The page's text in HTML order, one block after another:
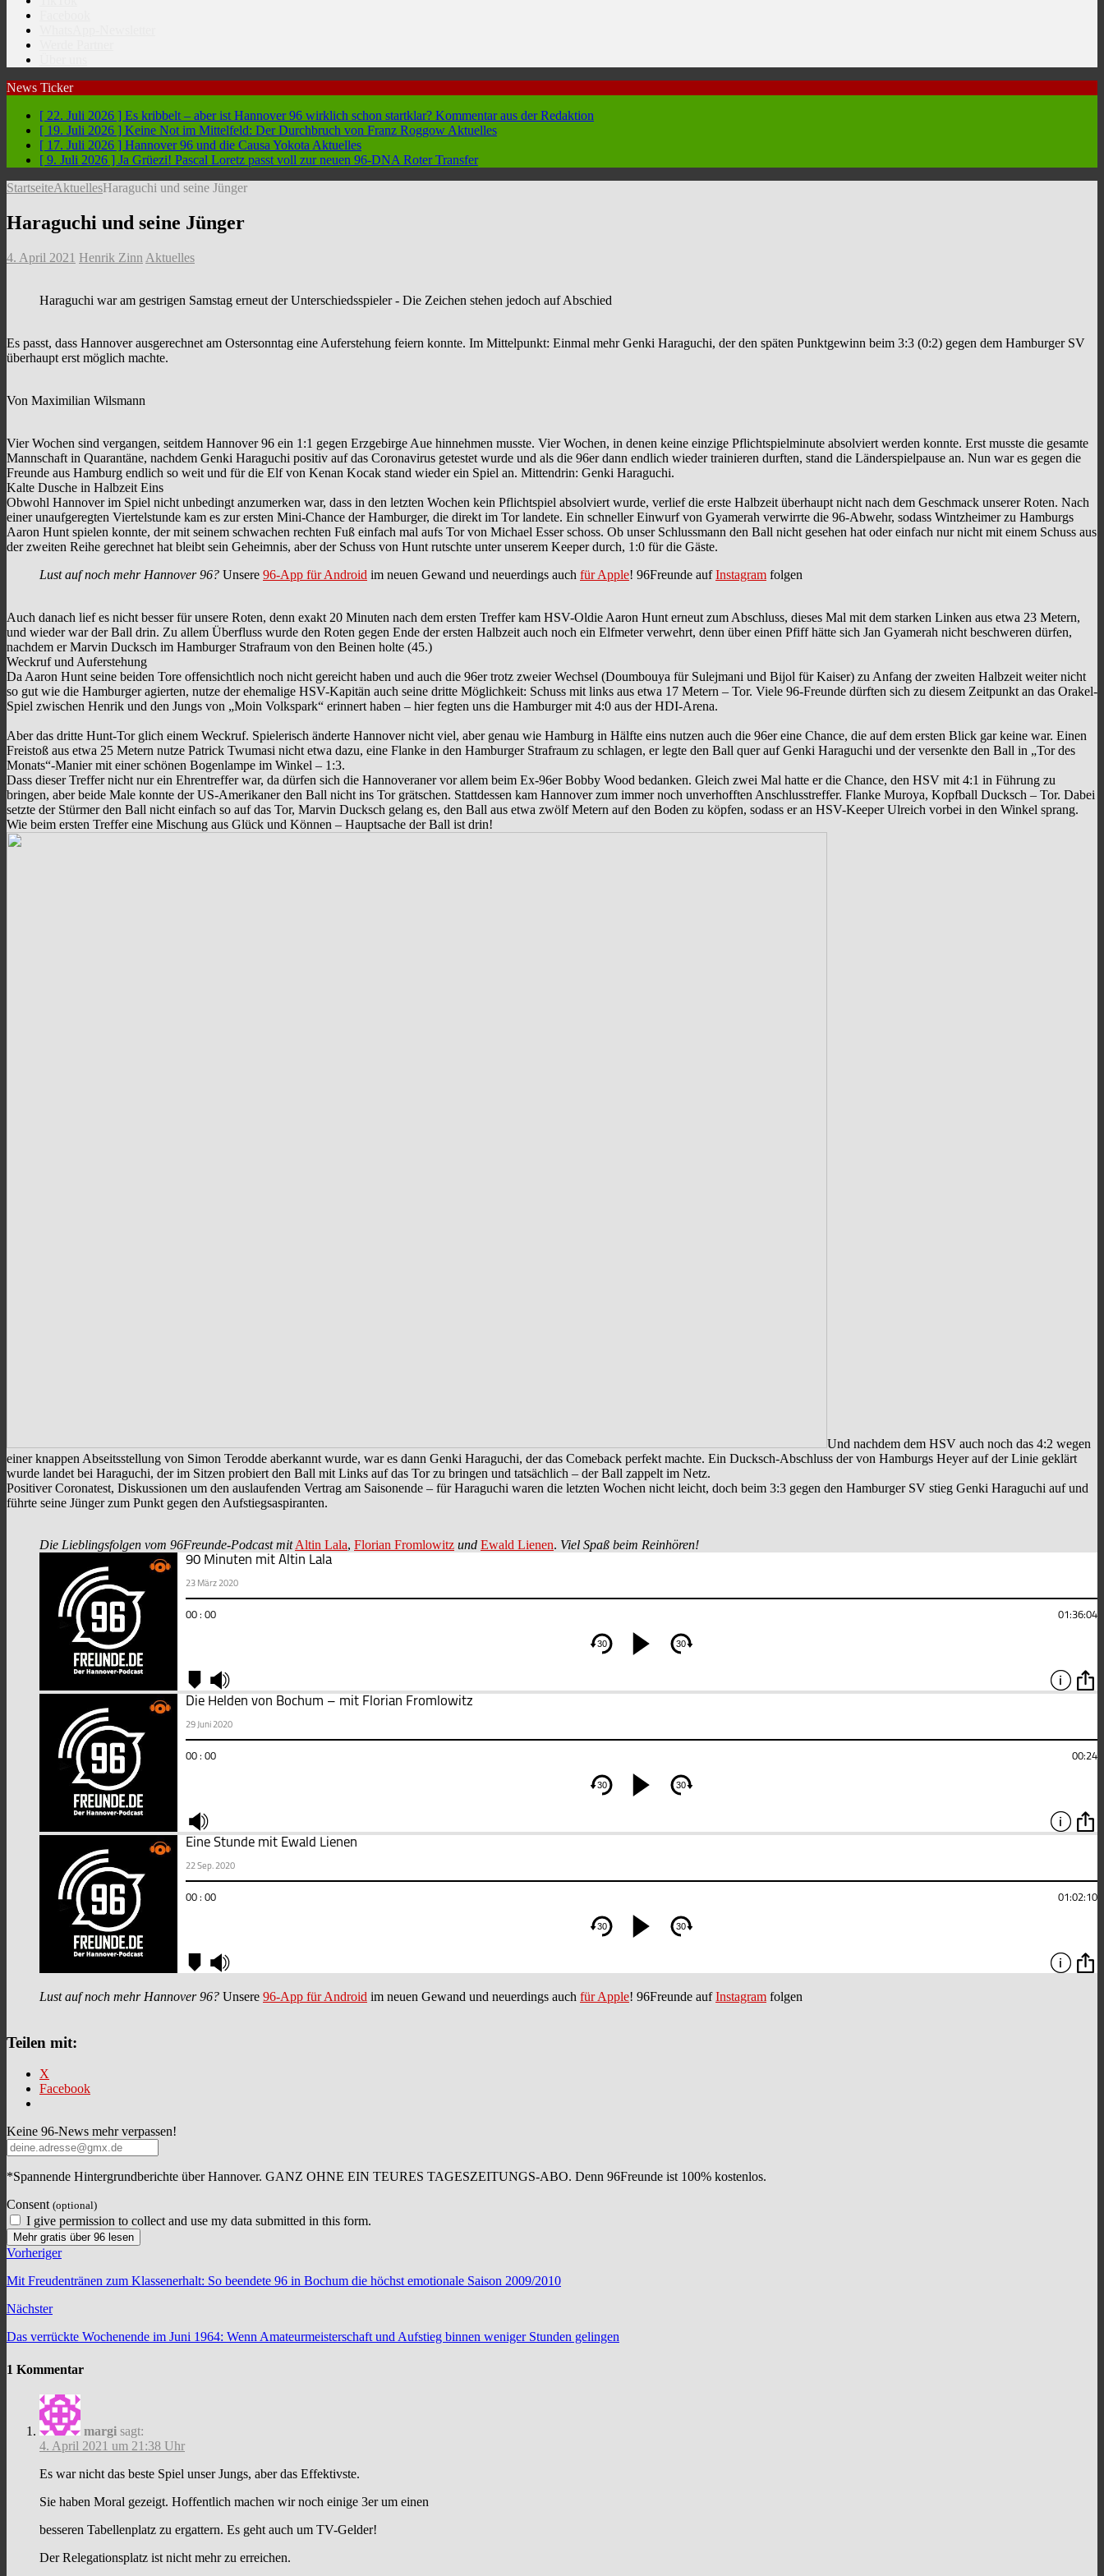
News Ticker
[ 22. Juli 2026 ] Es kribbelt – aber ist Hannover 96 wirklich schon startklar? Kommentar aus der Redaktion
[ 19. Juli 2026 ] Keine Not im Mittelfeld: Der Durchbruch von Franz Roggow Aktuelles
[ 17. Juli 2026 ] Hannover 96 und die Causa Yokota Aktuelles
[ 9. Juli 2026 ] Ja Grüezi! Pascal Loretz passt voll zur neuen 96-DNA Roter Transfer
StartseiteAktuellesHaraguchi und seine Jünger
Haraguchi und seine Jünger
4. April 2021 Henrik Zinn Aktuelles
Haraguchi war am gestrigen Samstag erneut der Unterschiedsspieler - Die Zeichen stehen jedoch auf Abschied
Es passt, dass Hannover ausgerechnet am Ostersonntag eine Auferstehung feiern konnte. Im Mittelpunkt: Einmal mehr Genki Haraguchi, der den späten Punktgewinn beim 3:3 (0:2) gegen dem Hamburger SV
überhaupt erst möglich machte.
Von Maximilian Wilsmann
Vier Wochen sind vergangen, seitdem Hannover 96 ein 1:1 gegen Erzgebirge Aue hinnehmen musste. Vier Wochen, in denen keine einzige Pflichtspielminute absolviert werden konnte. Erst musste die gesamte
Mannschaft in Quarantäne, nachdem Genki Haraguchi positiv auf das Coronavirus getestet wurde und als die 96er dann endlich wieder trainieren durften, stand die Länderspielpause an. Nun war es gegen die
Freunde aus Hamburg endlich so weit und für die Elf von Kenan Kocak stand wieder ein Spiel an. Mittendrin: Genki Haraguchi.
Kalte Dusche in Halbzeit Eins
Obwohl Hannover im Spiel nicht unbedingt anzumerken war, dass in den letzten Wochen kein Pflichtspiel absolviert wurde, verlief die erste Halbzeit überhaupt nicht nach dem Geschmack unserer Roten. Nach
einer unaufgeregten Viertelstunde kam es zur ersten Mini-Chance der Hamburger, die direkt im Tor landete. Ein schneller Einwurf von Gyamerah verwirrte die 96-Abwehr, sodass Wintzheimer zu Hamburgs
Aaron Hunt spielen konnte, der mit seinem schwachen rechten Fuß einfach mal aufs Tor von Michael Esser schoss. Ob unser Schlussmann den Ball nicht gesehen hat oder einfach nur nicht mit einem Schuss aus
der zweiten Reihe gerechnet hat bleibt sein Geheimnis, aber der Schuss von Hunt rutschte unter unserem Keeper durch, 1:0 für die Gäste.
Lust auf noch mehr Hannover 96? Unsere 96-App für Android im neuen Gewand und neuerdings auch für Apple! 96Freunde aufInstagram folgen
Auch danach lief es nicht besser für unsere Roten, denn exakt 20 Minuten nach dem ersten Treffer kam HSV-Oldie Aaron Hunt erneut zum Abschluss, dieses Mal mit dem starken Linken aus etwa 23 Metern,
und wieder war der Ball drin. Zu allem Überfluss wurde den Roten gegen Ende der ersten Halbzeit auch noch ein Elfmeter verwehrt, denn über einen Pfiff hätte sich Jan Gyamerah nicht beschweren dürfen,
nachdem er Marvin Ducksch im Hamburger Strafraum von den Beinen holte (45.)
Weckruf und Auferstehung
Da Aaron Hunt seine beiden Tore offensichtlich noch nicht gereicht haben und auch die 96er trotz zweier Wechsel (Doumbouya für Sulejmani und Bijol für Kaiser) zu Anfang der zweiten Halbzeit weiter nicht
so gut wie die Hamburger agierten, nutze der ehemalige HSV-Kapitän auch seine dritte Möglichkeit: Schuss mit links aus etwa 17 Metern – Tor. Viele 96-Freunde dürften sich zu diesem Zeitpunkt an das Orakel-
Spiel zwischen Henrik und den Jungs von „Moin Volkspark“ erinnert haben – hier fegten uns die Hamburger mit 4:0 aus der HDI-Arena.
Aber das dritte Hunt-Tor glich einem Weckruf. Spielerisch änderte Hannover nicht viel, aber genau wie Hamburg in Hälfte eins nutzen auch die 96er eine Chance, die auf dem ersten Blick gar keine war. Einen
Freistoß aus etwa 25 Metern nutze Patrick Twumasi nicht etwa dazu, eine Flanke in den Hamburger Strafraum zu schlagen, er legte den Ball quer auf Genki Haraguchi und der versenkte den Ball in „Tor des
Monats“-Manier mit einer schönen Bogenlampe im Winkel – 1:3.
Dass dieser Treffer nicht nur ein Ehrentreffer war, da dürfen sich die Hannoveraner vor allem beim Ex-96er Bobby Wood bedanken. Gleich zwei Mal hatte er die Chance, den HSV mit 4:1 in Führung zu
bringen, aber beide Male konnte der US-Amerikaner den Ball nicht ins Tor grätschen. Stattdessen kam Hannover zum immer noch unverhofften Anschlusstreffer. Flanke Muroya, Kopfball Ducksch – Tor. Dabei
setzte der Stürmer den Ball nicht einfach so auf das Tor, Marvin Ducksch gelang es, den Ball aus etwa zwölf Metern auf den Boden zu köpfen, sodass er an HSV-Keeper Ulreich vorbei in den Winkel sprang.
Wie beim ersten Treffer eine Mischung aus Glück und Können – Hauptsache der Ball ist drin!
Und nachdem dem HSV auch noch das 4:2 wegen
einer knappen Abseitsstellung von Simon Terodde aberkannt wurde, war es dann Genki Haraguchi, der das Comeback perfekt machte. Ein Ducksch-Abschluss der von Hamburgs Heyer auf der Linie geklärt
wurde landet bei Haraguchi, der im Sitzen probiert den Ball mit Links auf das Tor zu bringen und tatsächlich – der Ball zappelt im Netz.
Positiver Coronatest, Diskussionen um den auslaufenden Vertrag am Saisonende – für Haraguchi waren die letzten Wochen nicht leicht, doch beim 3:3 gegen den Hamburger SV stieg Genki Haraguchi auf und
führte seine Jünger zum Punkt gegen den Aufstiegsaspiranten.
Die Lieblingsfolgen vom 96Freunde-Podcast mit Altin Lala, Florian Fromlowitz und Ewald Lienen. Viel Spaß beim Reinhören!
Lust auf noch mehr Hannover 96? Unsere 96-App für Android im neuen Gewand und neuerdings auch für Apple! 96Freunde aufInstagram folgen
Teilen mit:
X
Facebook
Keine 96-News mehr verpassen!
*Spannende Hintergrundberichte über Hannover. GANZ OHNE EIN TEURES TAGESZEITUNGS-ABO. Denn 96Freunde ist 100% kostenlos.
Consent (optional)
I give permission to collect and use my data submitted in this form.
Mehr gratis über 96 lesen
Vorheriger
Mit Freudentränen zum Klassenerhalt: So beendete 96 in Bochum die höchst emotionale Saison 2009/2010
Nächster
Das verrückte Wochenende im Juni 1964: Wenn Amateurmeisterschaft und Aufstieg binnen weniger Stunden gelingen
1 Kommentar
margi sagt:
4. April 2021 um 21:38 Uhr
Es war nicht das beste Spiel unser Jungs, aber das Effektivste.
Sie haben Moral gezeigt. Hoffentlich machen wir noch einige 3er um einen
besseren Tabellenplatz zu ergattern. Es geht auch um TV-Gelder!
Der Relegationsplatz ist nicht mehr zu erreichen.